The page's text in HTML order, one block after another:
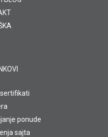
ponude
sajta